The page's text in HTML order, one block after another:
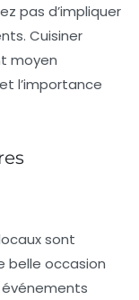
pas d’impliquer
Cuisiner
moyen
l’importance
sont
belle occasion